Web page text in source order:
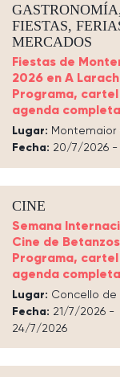
GASTRONOMÍA,
FIESTAS,
MERCADOS
Fiestas de
2026 en A
Programa, cartel
agenda completa
Lugar: Montemaior
Fecha: 20/7/2026
CINE
Semana
Cine de
Programa, cartel
agenda completa
Lugar: Concello de
Fecha: 21/7/2026 -
24/7/2026